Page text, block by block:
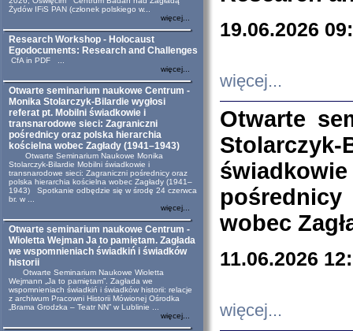
Żydów IFiS PAN (członek polskiego w...
więcej...
Research Workshop - Holocaust
Egodocuments: Research and Challenges
CfA in PDF ...
więcej...
Otwarte seminarium naukowe Centrum -
Monika Stolarczyk-Bilardie wygłosi
referat pt. Mobilni świadkowie i
transnarodowe sieci: Zagraniczni
pośrednicy oraz polska hierarchia
kościelna wobec Zagłady (1941–1943)
Otwarte Seminarium Naukowe Monika
Stolarczyk-Bilardie Mobilni świadkowie i
transnarodowe sieci: Zagraniczni pośrednicy oraz
polska hierarchia kościelna wobec Zagłady (1941–
1943) Spotkanie odbędzie się w środę 24 czerwca
br. w ...
więcej...
Otwarte seminarium naukowe Centrum -
Wioletta Wejman Ja to pamiętam. Zagłada
we wspomnieniach świadkiń i świadków
historii
Otwarte Seminarium Naukowe Wioletta
Wejmann „Ja to pamiętam”. Zagłada we
wspomnieniach świadkiń i świadków historii: relacje
z archiwum Pracowni Historii Mówionej Ośrodka
„Brama Grodzka – Teatr NN” w Lublinie ...
więcej...
19.06.2026
więcej...
Otwarte
wobec
11.06.2026
więcej...